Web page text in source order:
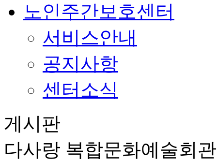
노인주간보호센터
서비스안내
공지사항
센터소식
게시판
다사랑 복합문화예술회